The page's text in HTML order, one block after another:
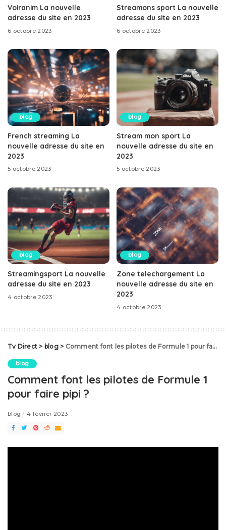
Voiranim La nouvelle
adresse du site en 2023
6 octobre 2023
Streamons sport La nouvelle
adresse du site en 2023
6 octobre 2023
blog
French streaming La
nouvelle adresse du site en
2023
5 octobre 2023
blog
Stream mon sport La
nouvelle adresse du site en
2023
5 octobre 2023
blog
Streamingsport La nouvelle
adresse du site en 2023
4 octobre 2023
blog
Zone telechargement La
nouvelle adresse du site en
2023
4 octobre 2023
Tv Direct > blog> Comment font les pilotes de Formule 1 pour faire pipi ?
blog
Comment font les pilotes de Formule 1
pour faire pipi ?
blog 4 février 2023